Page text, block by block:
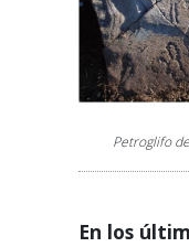
Petroglifo
En los